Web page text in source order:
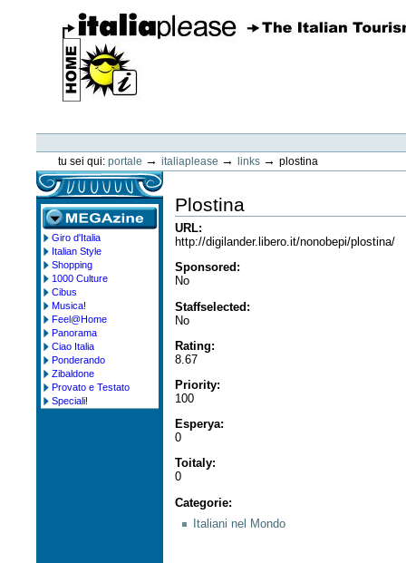
contenuti.
Spostati
navigazione
personali
tu sei qui: portale → italiaplease → links → plostina
megazine
Giro d'Italia
Italian Style
Shopping
1000 Culture
Cibus
Musica!
Feel@Home
Panorama
Ciao Italia
Ponderando
Zibaldone
Provato e Testato
Speciali!
Plostina
URL:
http://digilander.libero.it/nonobepi/plostina/
Sponsored :
No
Staffselected:
No
Rating:
8.67
Priority:
100
Esperya:
0
Toitaly:
0
Categorie:
Italiani nel Mondo